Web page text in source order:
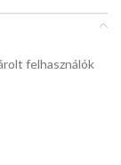
felhasználók